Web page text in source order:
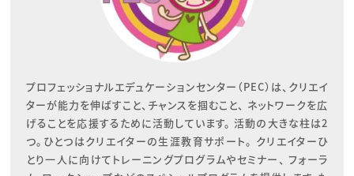
プロフェッショナルエデュケーションセンター（PEC）は、クリエイ
ターが能力を伸ばすこと、チャンスを掴むこと、 ネットワークを広
げることを応援するために活動しています。 活動の大きな柱は2
つ。ひとつはクリエイターの生涯教育サポート。 クリエイターひ
とり一人に向けてトレーニングプログラムやセミナー、 フォーラ